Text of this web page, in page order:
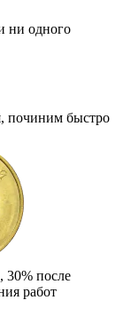
ни одного
починим быстро
30% после
работ